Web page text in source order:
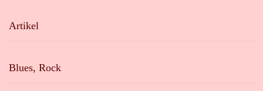
Artikel
Blues, Rock